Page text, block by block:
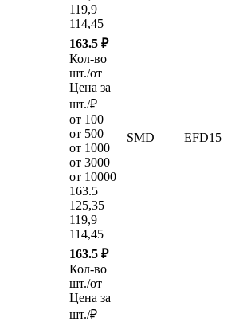
119,9
114,45
163.5 ₽
Кол-во
шт./от
Цена за
шт./₽
от 100
от 500
от 1000
от 3000
от 10000
163.5
125,35
119,9
114,45
SMD EFD15
163.5 ₽
Кол-во
шт./от
Цена за
шт./₽